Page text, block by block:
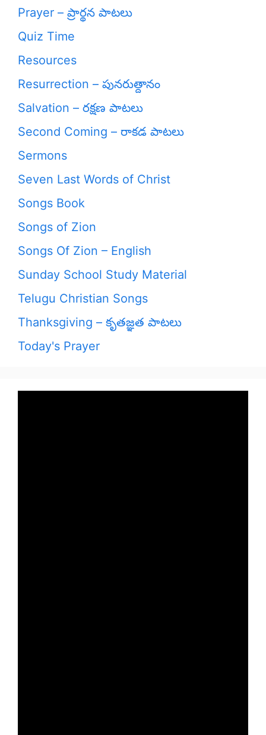
Prayer – ప్రార్థన పాటలు
Quiz Time
Resources
Resurrection – పునరుత్దానం
Salvation – రక్షణ పాటలు
Second Coming – రాకడ పాటలు
Sermons
Seven Last Words of Christ
Songs Book
Songs of Zion
Songs Of Zion – English
Sunday School Study Material
Telugu Christian Songs
Thanksgiving – కృతజ్ఞత పాటలు
Today's Prayer